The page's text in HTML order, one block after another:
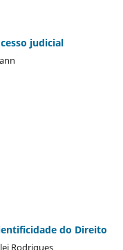
judicial
do Direito
Rodrigues